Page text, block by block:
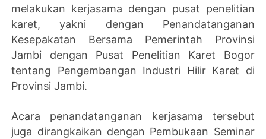
melakukan kerjasama dengan pusat penelitian
karet, yakni dengan Penandatanganan
Kesepakatan Bersama Pemerintah Provinsi
Jambi dengan Pusat Penelitian Karet Bogor
tentang Pengembangan Industri Hilir Karet di
Provinsi Jambi.
Acara penandatanganan kerjasama tersebut
juga dirangkaikan dengan Pembukaan Seminar